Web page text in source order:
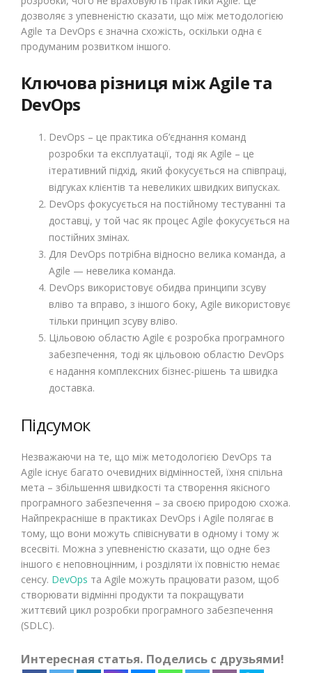
дозволяє з упевненістю сказати, що між методологією
Agile та DevOps є значна схожість, оскільки одна є
продуманим розвитком іншого.
Ключова різниця між Agile та
DevOps
DevOps – це практика об’єднання команд
розробки та експлуатації, тоді як Agile – це
ітеративний підхід, який фокусується на співпраці,
відгуках клієнтів та невеликих швидких випусках.
DevOps фокусується на постійному тестуванні та
доставці, у той час як процес Agile фокусується на
постійних змінах.
Для DevOps потрібна відносно велика команда, а
Agile — невелика команда.
DevOps використовує обидва принципи зсуву
вліво та вправо, з іншого боку, Agile використовує
тільки принцип зсуву вліво.
Цільовою областю Agile є розробка програмного
забезпечення, тоді як цільовою областю DevOps
є надання комплексних бізнес-рішень та швидка
доставка.
Підсумок
Незважаючи на те, що між методологією DevOps та
Agile існує багато очевидних відмінностей, їхня спільна
мета – збільшення швидкості та створення якісного
програмного забезпечення – за своєю природою схожа.
Найпрекрасніше в практиках DevOps і Agile полягає в
тому, що вони можуть співіснувати в одному і тому ж
всесвіті. Можна з упевненістю сказати, що одне без
іншого є неповноцінним, і розділяти їх повністю немає
сенсу. DevOps та Agile можуть працювати разом, щоб
створювати відмінні продукти та покращувати
життєвий цикл розробки програмного забезпечення
(SDLC).
Интересная статья. Поделись с друзьями!